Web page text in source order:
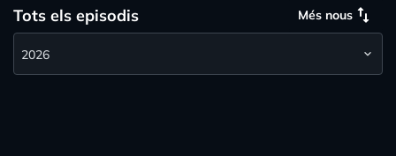
Tots els episodis Més nous swap_vert